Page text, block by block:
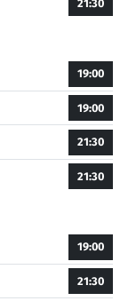
21:30
19:00
19:00
21:30
21:30
19:00
21:30